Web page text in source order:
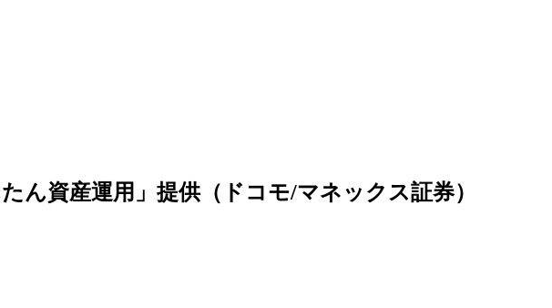
ん資産運用」提供（ドコモ/マネックス証券）